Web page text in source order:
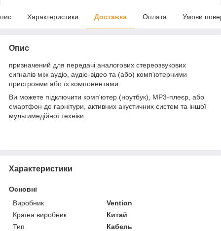
Характеристики Доставка Оплата Умови
Опис
призначений для передачі аналогових стереозвукових
сигналів між аудіо, аудіо-відео та (або) комп'ютерними
пристроями або їх компонентами.
Ви можете підключити комп'ютер (ноутбук), MP3-плеєр, або
смартфон до гарнітури, активних акустичних систем та іншої
мультимедійної техніки.
Характеристики
Основні
Виробник
Vention
Країна виробник
Китай
Тип
Кабель